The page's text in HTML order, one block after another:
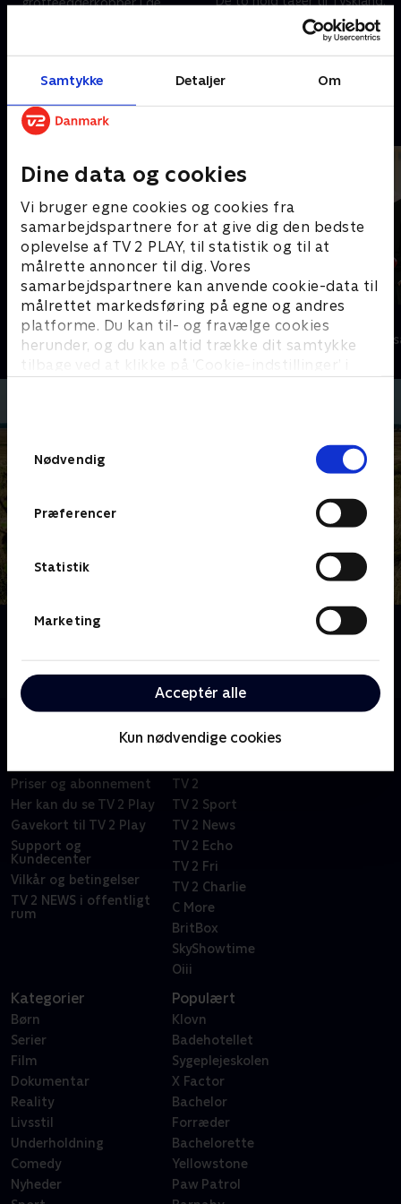
Samtykke Detaljer Om
Dine data og cookies
Vi bruger egne cookies og cookies fra
samarbejdspartnere for at give dig den bedste
oplevelse af TV 2 PLAY, til statistik og til at
målrette annoncer til dig. Vores
samarbejdspartnere kan anvende cookie-data til
målrettet markedsføring på egne og andres
platforme. Du kan til- og fravælge cookies
herunder, og du kan altid trække dit samtykke
tilbage ved at klikke på ’Cookie-indstillinger’ i
Nødvendig
Præferencer
Statistik
Marketing
Acceptér alle
Kun nødvendige cookies
sumpet sø, inden de leder
hvor alt er større, vildere og
varmere. Se med, når de leder
kæmpestore eghjort.
27. juli 2021 • 40 min
Andre så også
24 stjerners julikalender
TV-Shows • 1 sæsoner
Stormester
TV-Shows • 10
Om 1 døgn, 2 hold, 3 dyr
den danske natur.
Priser og abonnement
Her kan du se TV 2 Play
Gavekort til TV 2 Play
Support og
Kundecenter
Vilkår og betingelser
TV 2 NEWS i offentligt
rum
TV 2
TV 2 Sport
TV 2 News
TV 2 Echo
TV 2 Fri
TV 2 Charlie
C More
BritBox
SkyShowtime
Oiii
Kategorier
Børn
Serier
Film
Dokumentar
Reality
Livsstil
Underholdning
Comedy
Nyheder
Populært
Klovn
Badehotellet
Sygeplejeskolen
X Factor
Bachelor
Forræder
Bachelorette
Yellowstone
Paw Patrol